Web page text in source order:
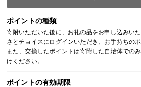
ポイントの種類
寄附いただいた後に、お礼の品をお申し込みい
さとチョイスにログインいただき、お手持ちの
また、交換したポイントは寄附した自治体での
けください。
ポイントの有効期限